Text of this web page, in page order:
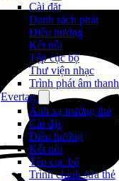
Cài đặt
Danh sách phát
Điều hướng
Kết nối
Tệp cục bộ
Thư viện nhạc
Trình phát âm thanh
Evertag
Ánh xạ trường thẻ
Cài đặt
Điều hướng
Kết nối
Tệp cục bộ
Trình chỉnh sửa thẻ